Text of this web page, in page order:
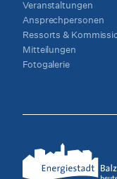
Veranstaltungen
Ansprechpersonen
Ressorts &
Mitteilungen
Fotogalerie